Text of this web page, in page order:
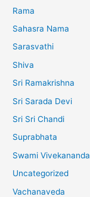
Rama
Sahasra Nama
Sarasvathi
Shiva
Sri Ramakrishna
Sri Sarada Devi
Sri Sri Chandi
Suprabhata
Swami Vivekananda
Uncategorized
Vachanaveda